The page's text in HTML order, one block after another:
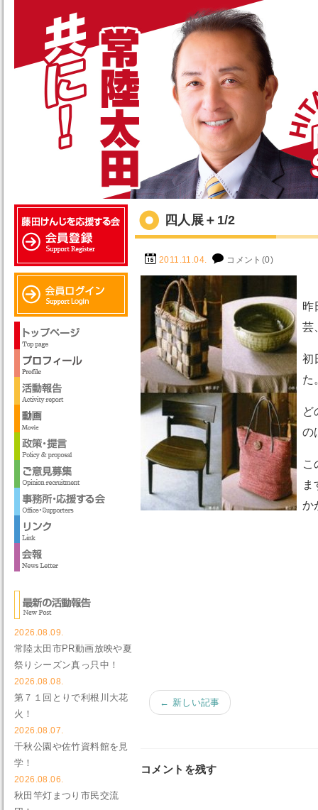
四人展＋1/2
2011.11.04. コメント(0)
昨
芸
初
た
ど
の
こ
か
← 新しい記事
コメントを残す
2026.08.09.
常陸太田市PR動画放映や夏
祭りシーズン真っ只中！
2026.08.08.
第７１回とりで利根川大花
火！
2026.08.07.
千秋公園や佐竹資料館を見
学！
2026.08.06.
秋田竿灯まつり市民交流